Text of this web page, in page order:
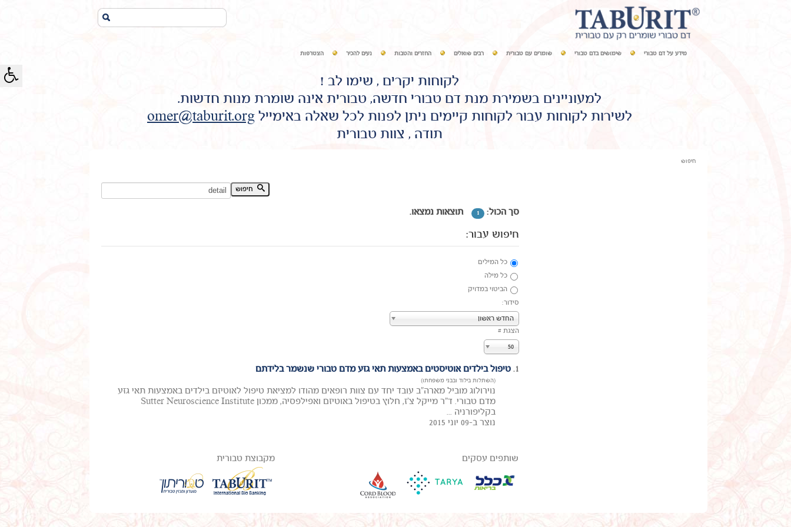
מידע על דם טבורי שימושים בדם טבורי שומרים עם טבורית רבים שואלים החזרים והטבות נעים להכיר הצטרפות
לקוחות יקרים , שימו לב !
למעוניינים בשמירת מנת דם טבורי חדשה, טבורית אינה שומרת מנות חדשות.
לשירות לקוחות עבור לקוחות קיימים ניתן לפנות לכל שאלה באימייל omer@taburit.org
תודה , צוות טבורית
חיפוש
חיפוש מילת מפתח:
סך הכול: 1 תוצאות נמצאו.
חיפוש עבור:
כל המילים
כל מילה
הביטוי במדויק
סידור:
החדש ראשון
הצגת #
50
1. טיפול בילדים אוטיסטים באמצעות תאי גזע מדם טבורי שנשמר בלידתם
(השתלות בילוד ובבני משפחתו)
נוירולוג מוביל מארה"ב עובד יחד עם צוות רופאים מהודו למציאת טיפול לאוטיזם בילדים באמצעות תאי גזע
מדם טבורי. ד"ר מייקל צ'ז, חלוץ בטיפול באוטיזם ואפילפסיה, ממכון Sutter Neuroscience Institute
בקליפורניה ...
נוצר ב-09 יוני 2015
שותפים עסקים מקבוצת טבורית